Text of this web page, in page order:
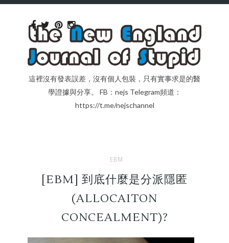
這裡沒有發表誤差，沒有個人包裝，只有實事求是的醫
學證據與分享。 FB：nejs Telegram頻道：
https://t.me/nejschannel
EBM
[EBM] 到底什麼是分派隱匿
(ALLOCAITON
CONCEALMENT)?